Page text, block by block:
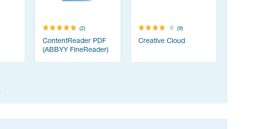
(2)
ContentReader PDF
(ABBYY FineReader)
(9)
Creative Cloud